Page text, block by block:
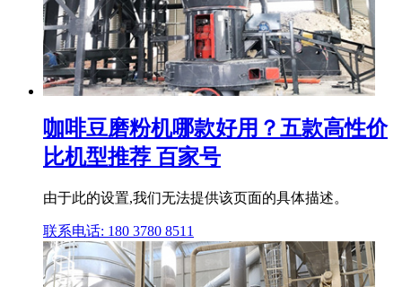
咖啡豆磨粉机哪款好用？五款高性价
比机型推荐 百家号
由于此的设置,我们无法提供该页面的具体描述。
联系电话: 180 3780 8511